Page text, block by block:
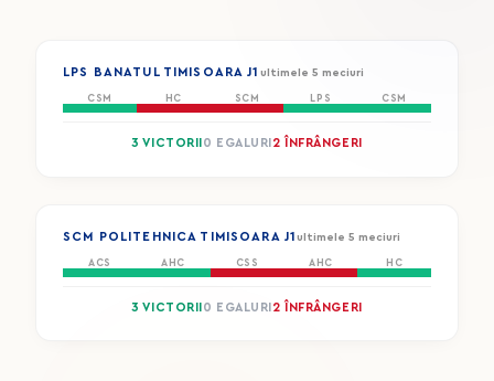
LPS BANATUL TIMISOARA J1 ultimele 5 meciuri
CSM HC SCM LPS CSM
3 VICTORII 0 EGALURI 2 ÎNFRÂNGERI
SCM POLITEHNICA TIMISOARA J1ultimele 5 meciuri
ACS AHC CSS AHC HC
3 VICTORII 0 EGALURI 2 ÎNFRÂNGERI